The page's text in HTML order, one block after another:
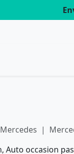
Mercedes